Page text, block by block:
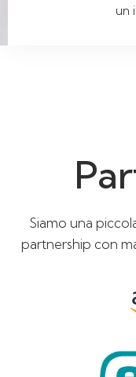
un
Siamo una
partnership con